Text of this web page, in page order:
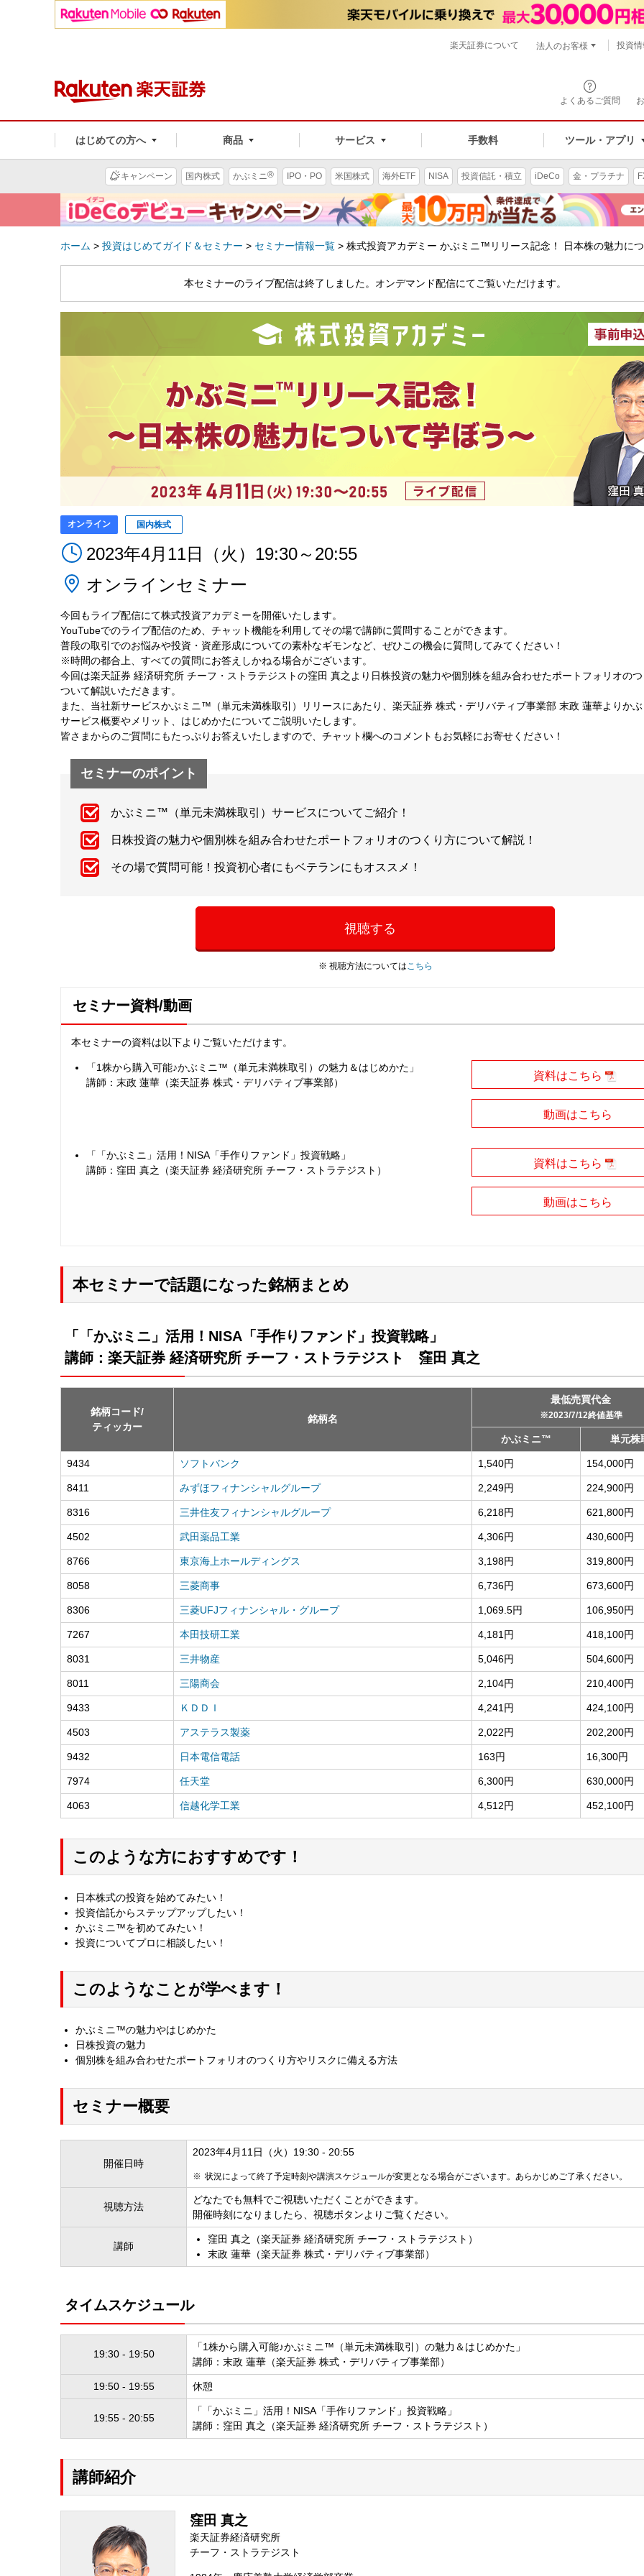
よくあるご質問
はじめての方へ 商品 サービス 手数料 ツール・アプリ
楽天証券について 法人のお客様 投資
キャンペーン 国内株式 かぶミニ® IPO・PO 米国株式 海外ETF NISA 投資信託・積立 iDeCo 金・プラチナ
ホーム > 投資はじめてガイド＆セミナー > セミナー情報一覧 > 株式投資アカデミー かぶミニ™リリース記念！ 日本株の魅力に
本セミナーのライブ配信は終了しました。オンデマンド配信にてご覧いただけます。
オンライン 国内株式
2023年4月11日（火）19:30～20:55
オンラインセミナー
今回もライブ配信にて株式投資アカデミーを開催いたします。
YouTubeでのライブ配信のため、チャット機能を利用してその場で講師に質問することができます。
普段の取引でのお悩みや投資・資産形成についての素朴なギモンなど、ぜひこの機会に質問してみてください！
※時間の都合上、すべての質問にお答えしかねる場合がございます。
今回は楽天証券 経済研究所 チーフ・ストラテジストの窪田 真之より日株投資の魅力や個別株を組み合わせたポートフォリオの
ついて解説いただきます。
また、当社新サービスかぶミニ™（単元未満株取引）リリースにあたり、楽天証券 株式・デリバティブ事業部 末政 蓮華よりか
サービス概要やメリット、はじめかたについてご説明いたします。
皆さまからのご質問にもたっぷりお答えいたしますので、チャット欄へのコメントもお気軽にお寄せください！
セミナーのポイント
かぶミニ™（単元未満株取引）サービスについてご紹介！
日株投資の魅力や個別株を組み合わせたポートフォリオのつくり方について解説！
その場で質問可能！投資初心者にもベテランにもオススメ！
視聴する
※ 視聴方法については こちら
セミナー資料/動画
本セミナーの資料は以下よりご覧いただけます。
「1株から購入可能♪かぶミニ™（単元未満株取引）の魅力＆はじめかた」
講師：末政 蓮華（楽天証券 株式・デリバティブ事業部）
資料はこちら
動画はこちら
「「かぶミニ」活用！NISA「手作りファンド」投資戦略」
講師：窪田 真之（楽天証券 経済研究所 チーフ・ストラテジスト）
資料はこちら
動画はこちら
本セミナーで話題になった銘柄まとめ
「「かぶミニ」活用！NISA「手作りファンド」投資戦略」
講師：楽天証券 経済研究所 チーフ・ストラテジスト 窪田 真之
銘柄コード/
ティッカー
銘柄名
最低売買代金
※2023/7/12終値基準
かぶミニ™ 単元株
9434 ソフトバンク 1,540円 154,000円
8411 みずほフィナンシャルグループ 2,249円 224,900円
8316 三井住友フィナンシャルグループ 6,218円 621,800円
4502 武田薬品工業 4,306円 430,600円
8766 東京海上ホールディングス 3,198円 319,800円
8058 三菱商事 6,736円 673,600円
8306 三菱UFJフィナンシャル・グループ 1,069.5円 106,950円
7267 本田技研工業 4,181円 418,100円
8031 三井物産 5,046円 504,600円
8011 三陽商会 2,104円 210,400円
9433 ＫＤＤＩ 4,241円 424,100円
4503 アステラス製薬 2,022円 202,200円
9432 日本電信電話 163円 16,300円
7974 任天堂 6,300円 630,000円
4063 信越化学工業 4,512円 452,100円
このような方におすすめです！
日本株式の投資を始めてみたい！
投資信託からステップアップしたい！
かぶミニ™を初めてみたい！
投資についてプロに相談したい！
このようなことが学べます！
かぶミニ™の魅力やはじめかた
日株投資の魅力
個別株を組み合わせたポートフォリオのつくり方やリスクに備える方法
セミナー概要
開催日時
2023年4月11日（火）19:30 - 20:55
状況によって終了予定時刻や講演スケジュールが変更となる場合がございます。あらかじめご了承ください。
視聴方法
どなたでも無料でご視聴いただくことができます。
開催時刻になりましたら、視聴ボタンよりご覧ください。
講師
窪田 真之（楽天証券 経済研究所 チーフ・ストラテジスト）
末政 蓮華（楽天証券 株式・デリバティブ事業部）
タイムスケジュール
19:30 - 19:50
「1株から購入可能♪かぶミニ™（単元未満株取引）の魅力＆はじめかた」
講師：末政 蓮華（楽天証券 株式・デリバティブ事業部）
19:50 - 19:55 休憩
19:55 - 20:55
「「かぶミニ」活用！NISA「手作りファンド」投資戦略」
講師：窪田 真之（楽天証券 経済研究所 チーフ・ストラテジスト）
講師紹介
窪田 真之
楽天証券経済研究所
チーフ・ストラテジスト